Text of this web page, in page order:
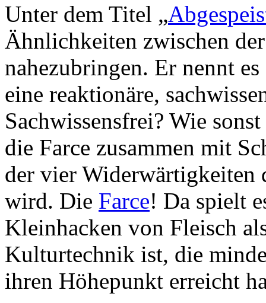
Unter dem Titel „
Ähnlichkeiten zwischen
nahezubringen. Er nennt
eine reaktionäre,
Sachwissensfrei? Wie
die Farce zusammen mit
der vier Widerwärtigkeiten
wird. Die Farce! Da spielt
Kleinhacken von Fleisch
Kulturtechnik ist, die
ihren Höhepunkt erreicht